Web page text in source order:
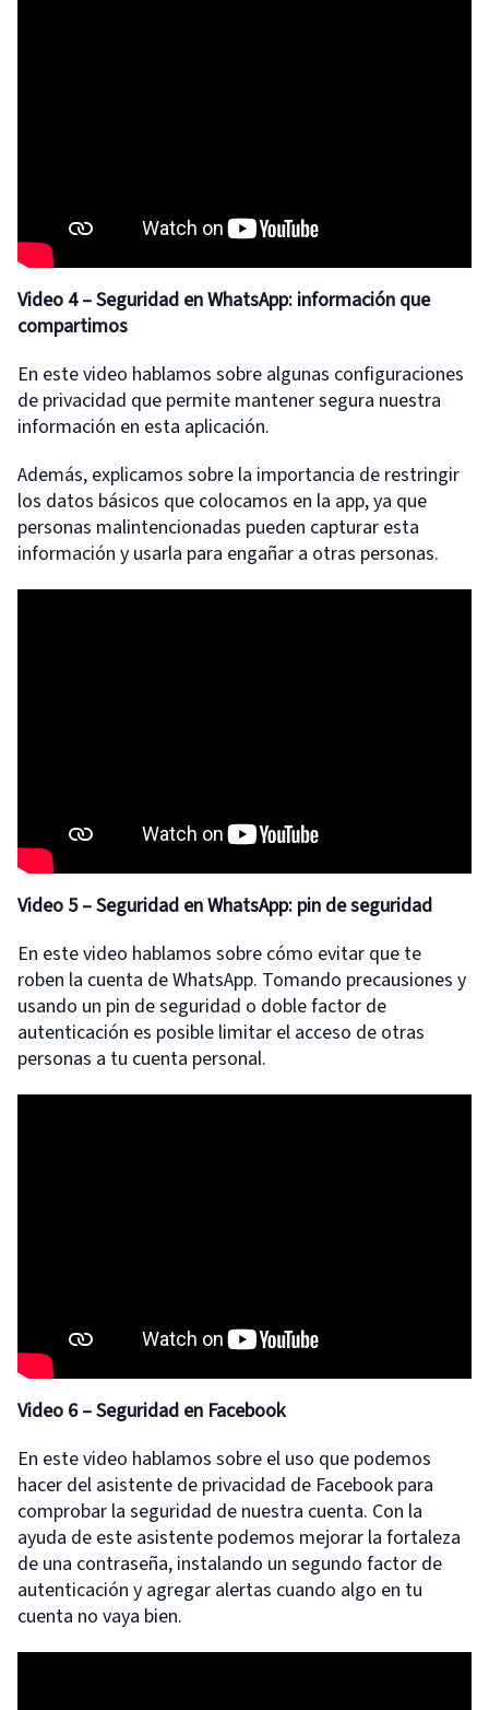
Video 4 – Seguridad en WhatsApp: información que
compartimos
En este video hablamos sobre algunas configuraciones
de privacidad que permite mantener segura nuestra
información en esta aplicación.
Además, explicamos sobre la importancia de restringir
los datos básicos que colocamos en la app, ya que
personas malintencionadas pueden capturar esta
información y usarla para engañar a otras personas.
Video 5 – Seguridad en WhatsApp: pin de seguridad
En este video hablamos sobre cómo evitar que te
roben la cuenta de WhatsApp. Tomando precausiones y
usando un pin de seguridad o doble factor de
autenticación es posible limitar el acceso de otras
personas a tu cuenta personal.
Video 6 – Seguridad en Facebook
En este video hablamos sobre el uso que podemos
hacer del asistente de privacidad de Facebook para
comprobar la seguridad de nuestra cuenta. Con la
ayuda de este asistente podemos mejorar la fortaleza
de una contraseña, instalando un segundo factor de
autenticación y agregar alertas cuando algo en tu
cuenta no vaya bien.